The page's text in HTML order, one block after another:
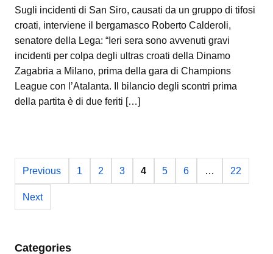
Sugli incidenti di San Siro, causati da un gruppo di tifosi
croati, interviene il bergamasco Roberto Calderoli,
senatore della Lega: “Ieri sera sono avvenuti gravi
incidenti per colpa degli ultras croati della Dinamo
Zagabria a Milano, prima della gara di Champions
League con l’Atalanta. Il bilancio degli scontri prima
della partita è di due feriti […]
Previous 1 2 3 4 5 6 … 22
Next
Categories